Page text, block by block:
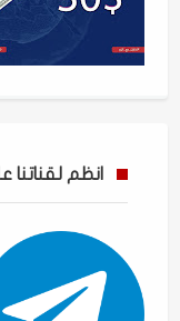
انظم لقناتنا